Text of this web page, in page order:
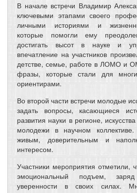
В начале встречи Владимир
ключевыми этапами своего
личными историями и
которые помогли ему
достигать высот в науке и
впечатление на участников
детстве, семье, работе в ЛОМО и
фразы, которые стали для
ориентирами.
Во второй части встречи молодые
задать вопросы, касающиеся
развития науки в регионе,
молодежи в научном коллективе.
живым, доверительным и
интересом.
Участники мероприятия отметили,
эмоциональный подъем,
уверенности в своих силах.